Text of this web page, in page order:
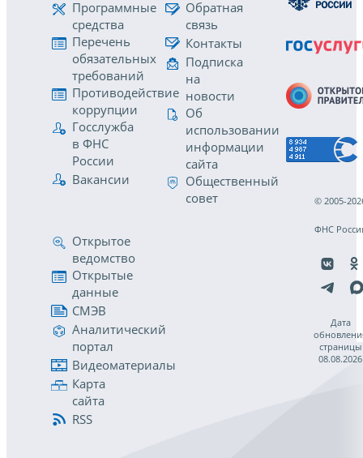
Программные
средства
Перечень
обязательных
требований
Противодействие
коррупции
Госслужба
в ФНС
России
Вакансии
Обратная
связь
Контакты
Подписка
на
новости
Об
использовании
информации
сайта
Общественный
совет
Открытое
ведомство
Открытые
данные
СМЭВ
Аналитический
портал
Видеоматериалы
Карта
сайта
RSS
© 2005-
ФНС
Дата
страницы
08.08.2026